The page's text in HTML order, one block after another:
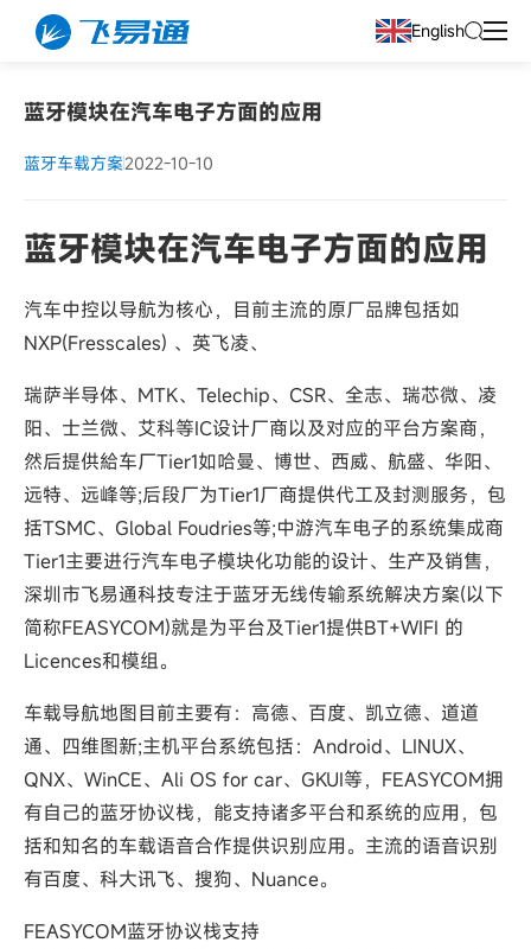
English
蓝牙模块在汽车电子方面的应用
蓝牙车载方案2022-10-10
蓝牙模块在汽车电子方面的应用
汽车中控以导航为核心，目前主流的原厂品牌包括如
NXP(Fresscales) 、英飞凌、
瑞萨半导体、MTK、Telechip、CSR、全志、瑞芯微、凌
阳、士兰微、艾科等IC设计厂商以及对应的平台方案商，
然后提供給车厂Tier1如哈曼、博世、西威、航盛、华阳、
远特、远峰等;后段厂为Tier1厂商提供代工及封测服务，包
括TSMC、Global Foudries等;中游汽车电子的系统集成商
Tier1主要进行汽车电子模块化功能的设计、生产及销售，
深圳市飞易通科技专注于蓝牙无线传输系统解决方案(以下
简称FEASYCOM)就是为平台及Tier1提供BT+WIFI 的
Licences和模组。
车载导航地图目前主要有：高德、百度、凯立德、道道
通、四维图新;主机平台系统包括：Android、LINUX、
QNX、WinCE、Ali OS for car、GKUI等，FEASYCOM拥
有自己的蓝牙协议栈，能支持诸多平台和系统的应用，包
括和知名的车载语音合作提供识别应用。主流的语音识别
有百度、科大讯飞、搜狗、Nuance。
FEASYCOM蓝牙协议栈支持